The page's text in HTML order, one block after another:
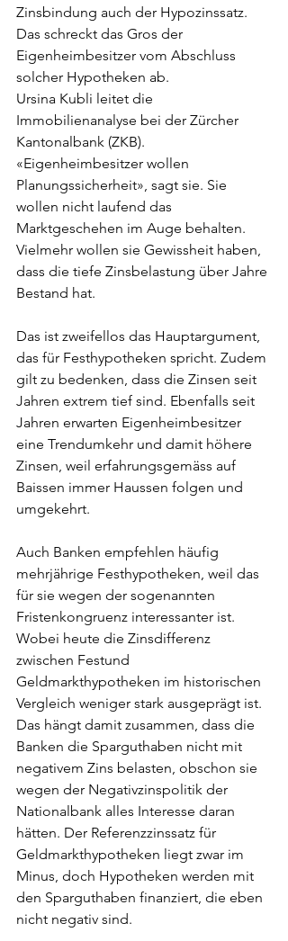
Zinsbindung auch der Hypozinssatz.
Das schreckt das Gros der
Eigenheimbesitzer vom Abschluss
solcher Hypotheken ab.
Ursina Kubli leitet die
Immobilienanalyse bei der Zürcher
Kantonalbank (ZKB).
«Eigenheimbesitzer wollen
Planungssicherheit», sagt sie. Sie
wollen nicht laufend das
Marktgeschehen im Auge behalten.
Vielmehr wollen sie Gewissheit haben,
dass die tiefe Zinsbelastung über Jahre
Bestand hat.
Das ist zweifellos das Hauptargument,
das für Festhypotheken spricht. Zudem
gilt zu bedenken, dass die Zinsen seit
Jahren extrem tief sind. Ebenfalls seit
Jahren erwarten Eigenheimbesitzer
eine Trendumkehr und damit höhere
Zinsen, weil erfahrungsgemäss auf
Baissen immer Haussen folgen und
umgekehrt.
Auch Banken empfehlen häufig
mehrjährige Festhypotheken, weil das
für sie wegen der sogenannten
Fristenkongruenz interessanter ist.
Wobei heute die Zinsdifferenz
zwischen Festund
Geldmarkthypotheken im historischen
Vergleich weniger stark ausgeprägt ist.
Das hängt damit zusammen, dass die
Banken die Sparguthaben nicht mit
negativem Zins belasten, obschon sie
wegen der Negativzinspolitik der
Nationalbank alles Interesse daran
hätten. Der Referenzzinssatz für
Geldmarkthypotheken liegt zwar im
Minus, doch Hypotheken werden mit
den Sparguthaben finanziert, die eben
nicht negativ sind.